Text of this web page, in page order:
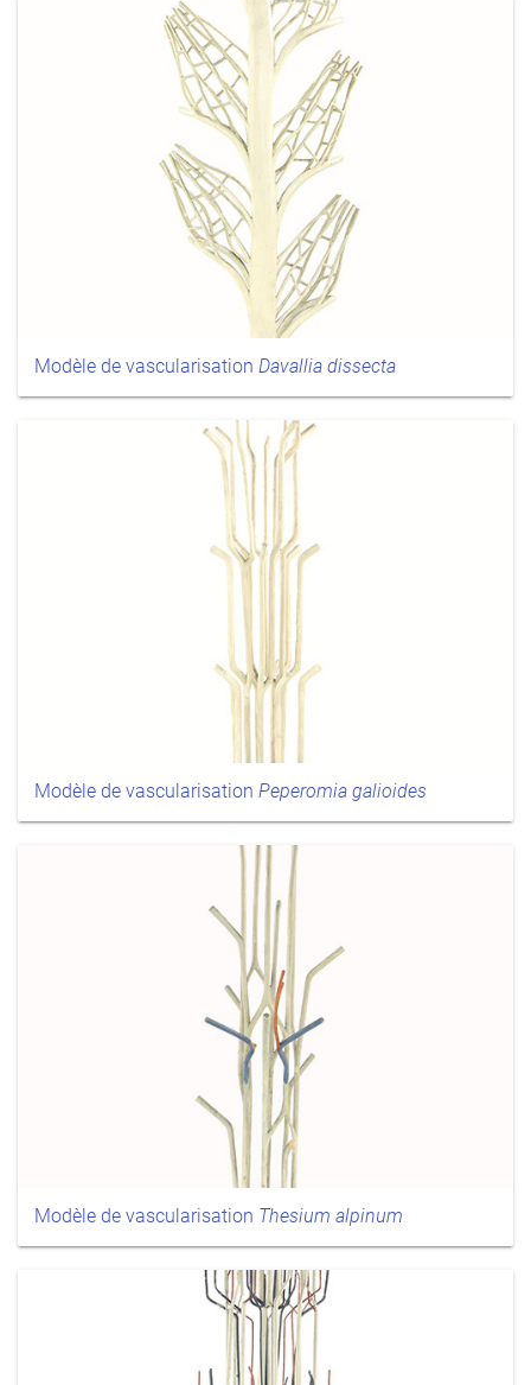
Modèle de vascularisation Davallia dissecta
Modèle de vascularisation Peperomia galioides
Modèle de vascularisation Thesium alpinum